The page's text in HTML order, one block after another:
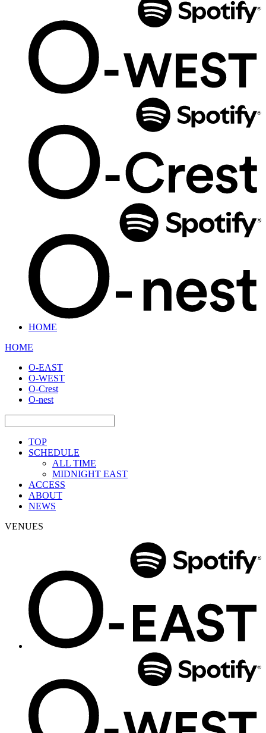
HOME
HOME
O-EAST
O-WEST
O-Crest
O-nest
TOP
SCHEDULE
ALL TIME
MIDNIGHT EAST
ACCESS
ABOUT
NEWS
VENUES